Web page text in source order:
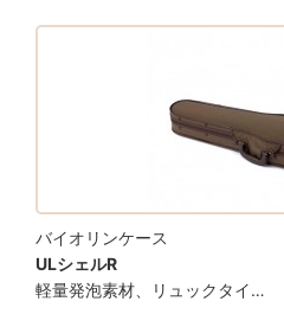
バイオリンケース
ULシェルR
軽量発泡素材、リュックタイ…